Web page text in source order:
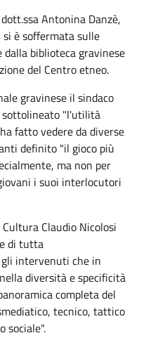
Antonina Danzè,
è soffermata sulle
biblioteca gravinese
del Centro etneo.
gravinese il sindaco
sottolineato "l'utilità
fatto vedere da diverse
definito "il gioco più
ma non per
i suoi interlocutori
Claudio Nicolosi
di tutta
intervenuti che in
diversità e specificità
completa del
tecnico, tattico
sociale".